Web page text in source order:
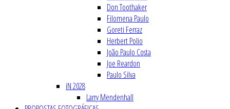
Don Toothaker
Filomena Paulo
Goreti Ferraz
Herbert Polio
João Paulo Costa
Joe Reardon
Paulo Silva
iN 2028
Larry Mendenhall